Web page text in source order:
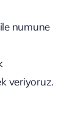
numune
veriyoruz.